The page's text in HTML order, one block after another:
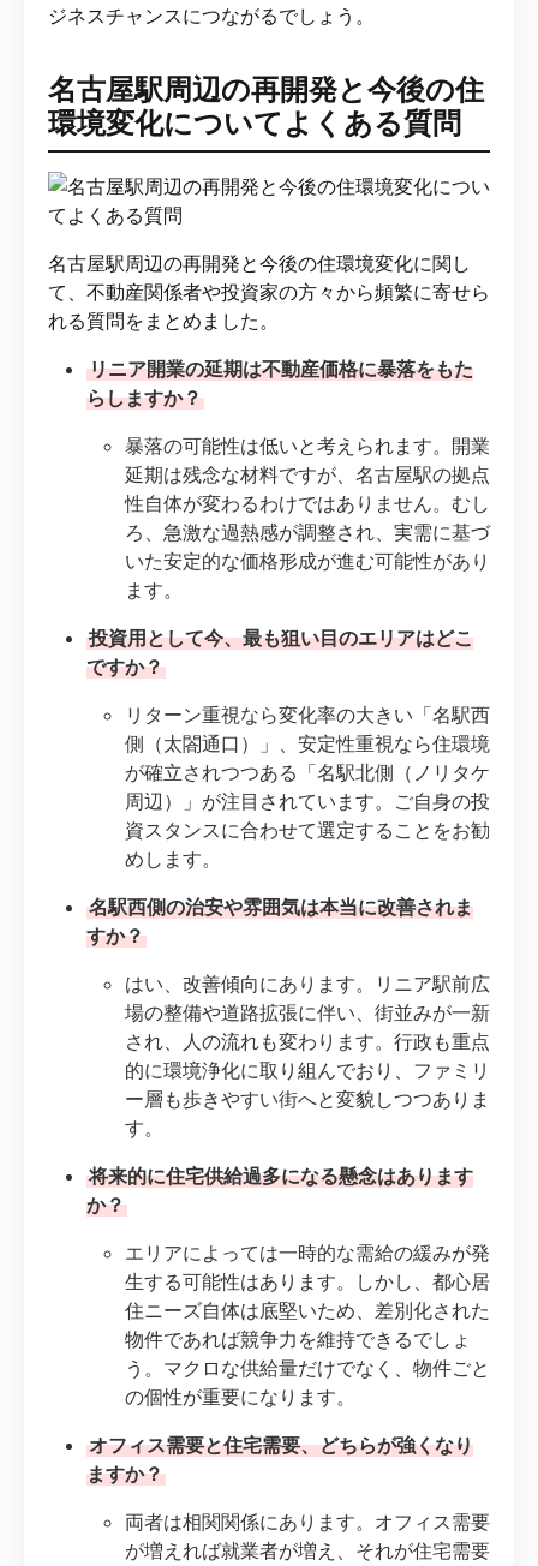
ジネスチャンスにつながるでしょう。
名古屋駅周辺の再開発と今後の住
環境変化についてよくある質問
名古屋駅周辺の再開発と今後の住環境変化に関し
て、不動産関係者や投資家の方々から頻繁に寄せら
れる質問をまとめました。
リニア開業の延期は不動産価格に暴落をもた
らしますか？
暴落の可能性は低いと考えられます。開業
延期は残念な材料ですが、名古屋駅の拠点
性自体が変わるわけではありません。むし
ろ、急激な過熱感が調整され、実需に基づ
いた安定的な価格形成が進む可能性があり
ます。
投資用として今、最も狙い目のエリアはどこ
ですか？
リターン重視なら変化率の大きい「名駅西
側（太閤通口）」、安定性重視なら住環境
が確立されつつある「名駅北側（ノリタケ
周辺）」が注目されています。ご自身の投
資スタンスに合わせて選定することをお勧
めします。
名駅西側の治安や雰囲気は本当に改善されま
すか？
はい、改善傾向にあります。リニア駅前広
場の整備や道路拡張に伴い、街並みが一新
され、人の流れも変わります。行政も重点
的に環境浄化に取り組んでおり、ファミリ
ー層も歩きやすい街へと変貌しつつありま
す。
将来的に住宅供給過多になる懸念はあります
か？
エリアによっては一時的な需給の緩みが発
生する可能性はあります。しかし、都心居
住ニーズ自体は底堅いため、差別化された
物件であれば競争力を維持できるでしょ
う。マクロな供給量だけでなく、物件ごと
の個性が重要になります。
オフィス需要と住宅需要、どちらが強くなり
ますか？
両者は相関関係にあります。オフィス需要
が増えれば就業者が増え、それが住宅需要